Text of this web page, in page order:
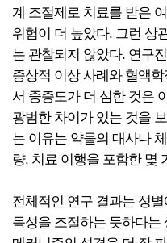
계 조절제로 치료를 받은
위험이 더 높았다. 그런 상
는 관찰되지 않았다. 연구
증상적 이상 사례와 혈액
서 중증도가 더 심한 것은
광범한 차이가 있는 것을
는 이유는 약물의 대사나
량, 치료 이행을 포함한 몇
전체적인 연구 결과는 성
독성을 조절하는 듯하다는